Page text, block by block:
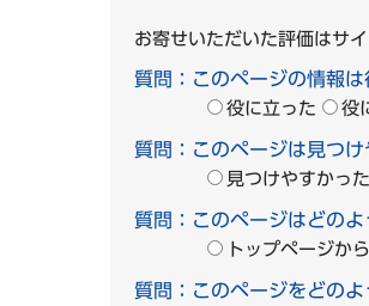
お寄せいただいた評価はサ
質問：このページの情報は
役に立った 役
質問：このページは見つけ
見つけやすかった
質問：このページはどのよ
トップページか
質問：このページをどのよ